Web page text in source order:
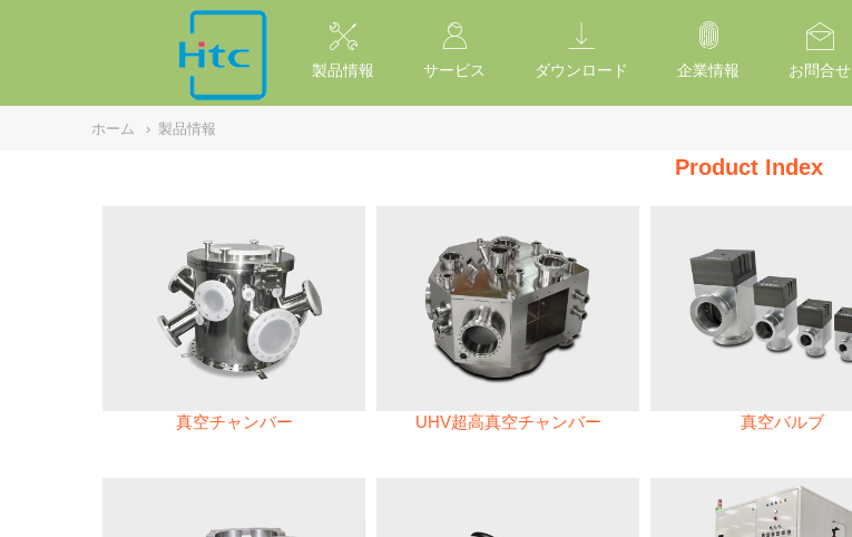
製品情報 サービス ダウンロード 企業情報 お問合せ
ホーム › 製品情報
Product Index
真空チャンバー UHV超高真空チャンバー 真空バルブ